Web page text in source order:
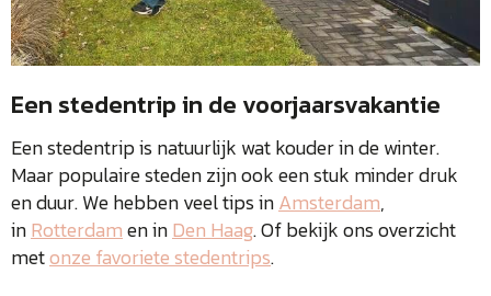
Een stedentrip in de voorjaarsvakantie
Een stedentrip is natuurlijk wat kouder in de winter.
Maar populaire steden zijn ook een stuk minder druk
en duur. We hebben veel tips inAmsterdam,
inRotterdamen inDen Haag. Of bekijk ons overzicht
metonze favoriete stedentrips.